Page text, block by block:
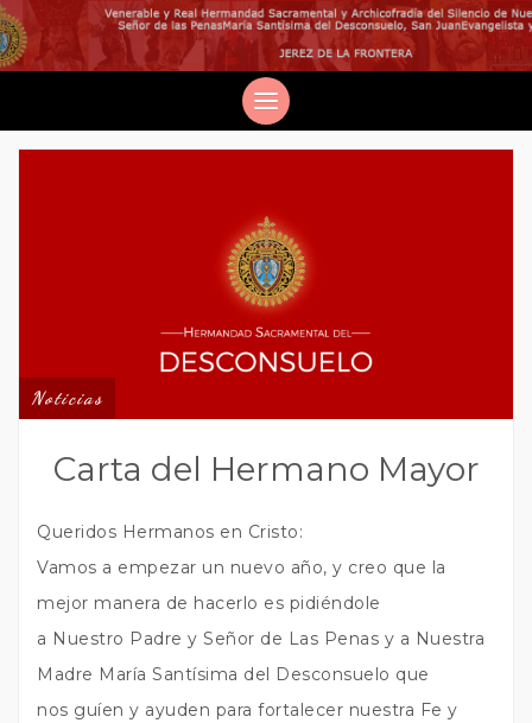
Noticias
Carta del Hermano Mayor
Queridos Hermanos en Cristo:
Vamos a empezar un nuevo año, y creo que la
mejor manera de hacerlo es pidiéndole
a Nuestro Padre y Señor de Las Penas y a Nuestra
Madre María Santísima del Desconsuelo que
nos guíen y ayuden para fortalecer nuestra Fe y